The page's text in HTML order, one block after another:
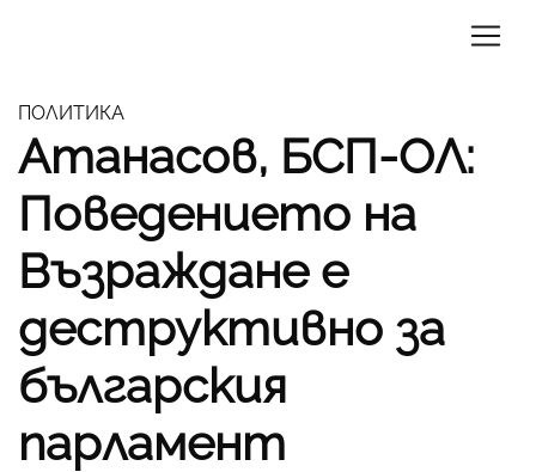
ПОЛИТИКА
Атанасов, БСП-ОЛ:
Поведението на
Възраждане е
деструктивно за
българския
парламент